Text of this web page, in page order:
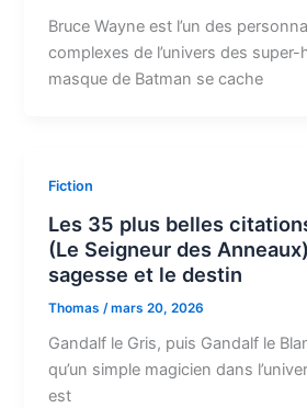
Bruce Wayne est l’un des
complexes de l’univers des super-
masque de Batman se cache
Fiction
Les 35 plus belles
(Le Seigneur des
sagesse et le destin
Thomas /mars 20, 2026
Gandalf le Gris, puis Gandalf le
qu’un simple magicien dans
est